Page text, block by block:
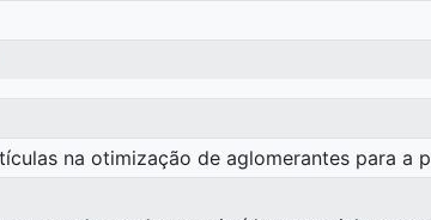
na otimização de aglomerantes para a